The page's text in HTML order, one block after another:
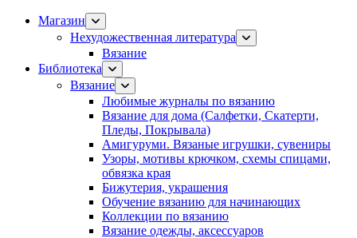
Магазин
Нехудожественная литература
Вязание
Библиотека
Вязание
Любимые журналы по вязанию
Вязание для дома (Салфетки, Скатерти,
Пледы, Покрывала)
Амигуруми. Вязаные игрушки, сувениры
Узоры, мотивы крючком, схемы спицами,
обвязка края
Бижутерия, украшения
Обучение вязанию для начинающих
Коллекции по вязанию
Вязание одежды, аксессуаров